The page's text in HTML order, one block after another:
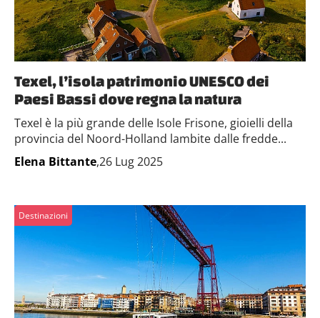
Texel, l’isola patrimonio UNESCO dei
Paesi Bassi dove regna la natura
Texel è la più grande delle Isole Frisone, gioielli della
provincia del Noord-Holland lambite dalle fredde...
Elena Bittante,26 Lug 2025
Destinazioni